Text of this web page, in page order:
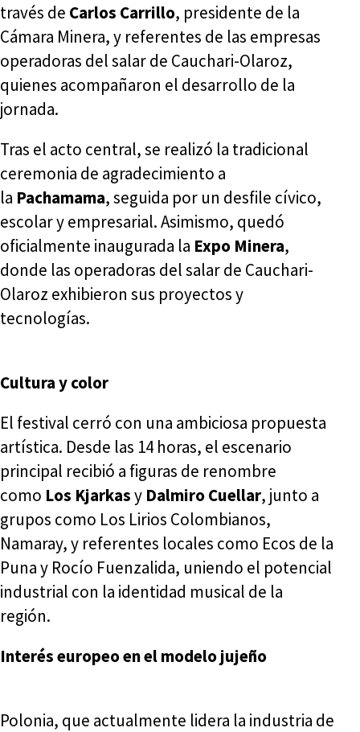
través de Carlos Carrillo, presidente de la
Cámara Minera, y referentes de las empresas
operadoras del salar de Cauchari-Olaroz,
quienes acompañaron el desarrollo de la
jornada.
Tras el acto central, se realizó la tradicional
ceremonia de agradecimiento a
la Pachamama, seguida por un desfile cívico,
escolar y empresarial. Asimismo, quedó
oficialmente inaugurada la Expo Minera,
donde las operadoras del salar de Cauchari-
Olaroz exhibieron sus proyectos y
tecnologías.
Cultura y color
El festival cerró con una ambiciosa propuesta
artística. Desde las 14 horas, el escenario
principal recibió a figuras de renombre
como Los Kjarkasy Dalmiro Cuellar, junto a
grupos como Los Lirios Colombianos,
Namaray, y referentes locales como Ecos de la
Puna y Rocío Fuenzalida, uniendo el potencial
industrial con la identidad musical de la
región.
Interés europeo en el modelo jujeño
Polonia, que actualmente lidera la industria de